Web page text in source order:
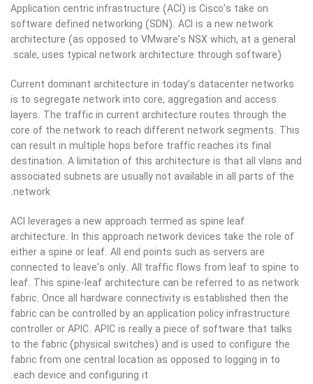
Application centric infrastructure (ACI) is Cisco’s take on
software defined networking (SDN). ACI is a new network
architecture (as opposed to VMware’s NSX which, at a general
scale, uses typical network architecture through software).
Current dominant architecture in today’s datacenter networks
is to segregate network into core, aggregation and access
layers. The traffic in current architecture routes through the
core of the network to reach different network segments. This
can result in multiple hops before traffic reaches its final
destination. A limitation of this architecture is that all vlans and
associated subnets are usually not available in all parts of the
network.
ACI leverages a new approach termed as spine leaf
architecture. In this approach network devices take the role of
either a spine or leaf. All end points such as servers are
connected to leave’s only. All traffic flows from leaf to spine to
leaf. This spine-leaf architecture can be referred to as network
fabric. Once all hardware connectivity is established then the
fabric can be controlled by an application policy infrastructure
controller or APIC. APIC is really a piece of software that talks
to the fabric (physical switches) and is used to configure the
fabric from one central location as opposed to logging in to
each device and configuring it.